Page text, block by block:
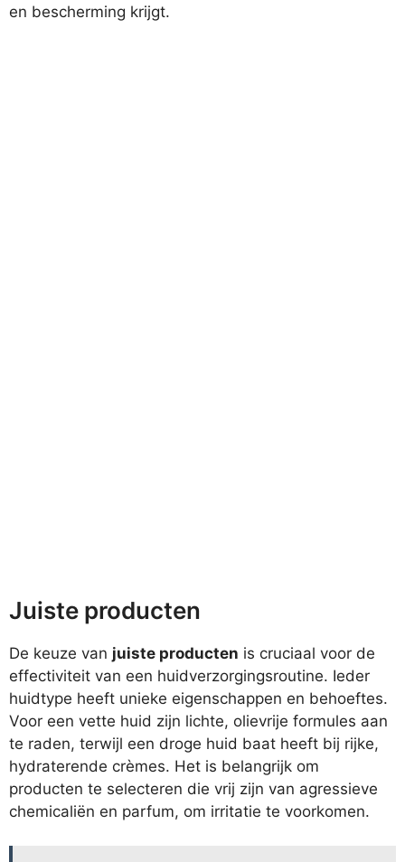
en bescherming krijgt.
Juiste producten
De keuze van juiste producten is cruciaal voor de
effectiviteit van een huidverzorgingsroutine. Ieder
huidtype heeft unieke eigenschappen en behoeftes.
Voor een vette huid zijn lichte, olievrije formules aan
te raden, terwijl een droge huid baat heeft bij rijke,
hydraterende crèmes. Het is belangrijk om
producten te selecteren die vrij zijn van agressieve
chemicaliën en parfum, om irritatie te voorkomen.